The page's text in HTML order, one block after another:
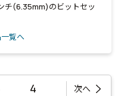
チ(6.35mm)のビットセッ
覧へ
4 次へ